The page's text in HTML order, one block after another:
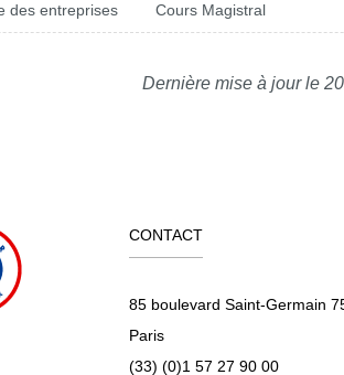
des entreprises Cours Magistral
Dernière mise à jour le
CONTACT
85 boulevard Saint-Germain
Paris
(33) (0)1 57 27 90 00